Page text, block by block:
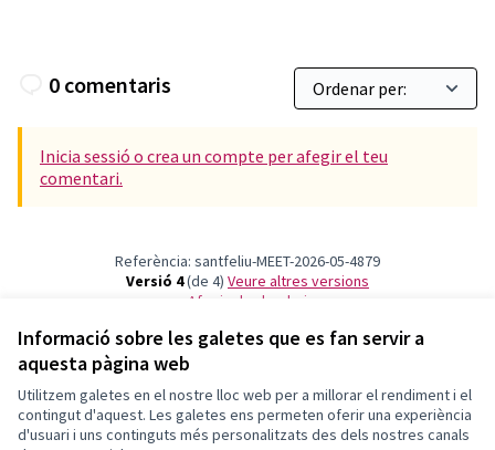
Informació sobre les galetes que es fan servir a
aquesta pàgina web
Utilitzem galetes en el nostre lloc web per a millorar el rendiment i el
contingut d'aquest. Les galetes ens permeten oferir una experiència
d'usuari i uns continguts més personalitzats des dels nostres canals
0 comentaris
Inicia sessió o crea un compte per afegir el teu
comentari.
Referència: santfeliu-MEET-2026-05-4879
Versió 4(de 4)
veure altres versions
Afegir al calendari
Termes i condicions d'ús
Configuració de les galetes
Decidim Sant Feliu a X
(Enllaç extern)
Decidim Sant Feliu a Facebook
(Enllaç extern)
Decidim Sant Feliu a Instagram
(Enllaç extern)
Decidim Sant Feliu a YouTube
(Enllaç extern)